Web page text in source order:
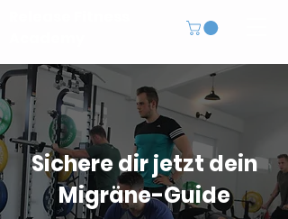
Sichere dir jetzt dein
Migräne-Guide